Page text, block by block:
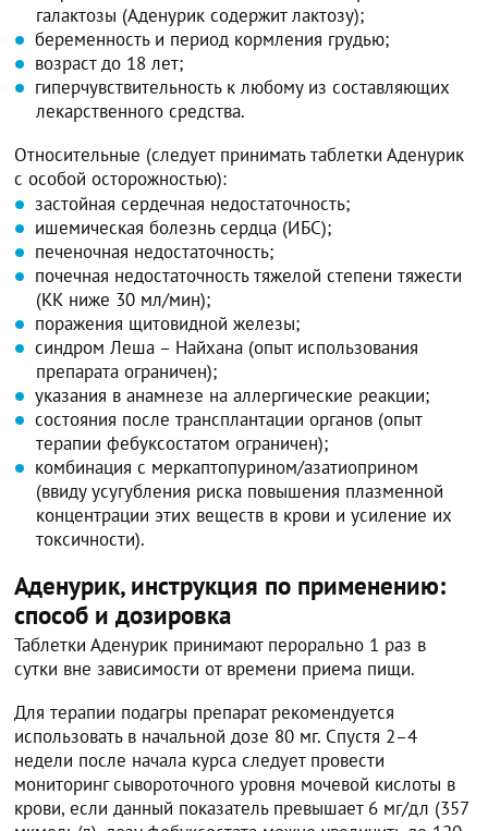
галактозы (Аденурик содержит лактозу);
беременность и период кормления грудью;
возраст до 18 лет;
гиперчувствительность к любому из составляющих
лекарственного средства.
Относительные (следует принимать таблетки Аденурик
с особой осторожностью):
застойная сердечная недостаточность;
ишемическая болезнь сердца (ИБС);
печеночная недостаточность;
почечная недостаточность тяжелой степени тяжести
(КК ниже 30 мл/мин);
поражения щитовидной железы;
синдром Леша – Найхана (опыт использования
препарата ограничен);
указания в анамнезе на аллергические реакции;
состояния после трансплантации органов (опыт
терапии фебуксостатом ограничен);
комбинация с меркаптопурином/азатиоприном
(ввиду усугубления риска повышения плазменной
концентрации этих веществ в крови и усиление их
токсичности).
Аденурик, инструкция по применению:
способ и дозировка
Таблетки Аденурик принимают перорально 1 раз в
сутки вне зависимости от времени приема пищи.
Для терапии подагры препарат рекомендуется
использовать в начальной дозе 80 мг. Спустя 2–4
недели после начала курса следует провести
мониторинг сывороточного уровня мочевой кислоты в
крови, если данный показатель превышает 6 мг/дл (357